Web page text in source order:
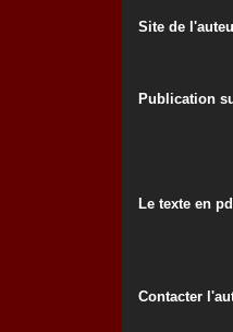
Site de
Publication
Le texte en
Contacter